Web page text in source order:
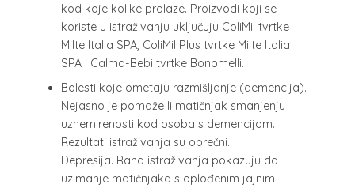
kod koje kolike prolaze. Proizvodi koji se
koriste u istraživanju uključuju ColiMil tvrtke
Milte Italia SPA, ColiMil Plus tvrtke Milte Italia
SPA i Calma-Bebi tvrtke Bonomelli.
Bolesti koje ometaju razmišljanje (demencija).
Nejasno je pomaže li matičnjak smanjenju
uznemirenosti kod osoba s demencijom.
Rezultati istraživanja su oprečni.
Depresija. Rana istraživanja pokazuju da
uzimanje matičnjaka s oplođenim jajnim